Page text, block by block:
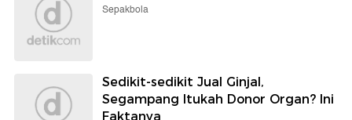
Sepakbola
Sedikit-sedikit Jual Ginjal,
Segampang Itukah Donor Organ? Ini
Faktanya